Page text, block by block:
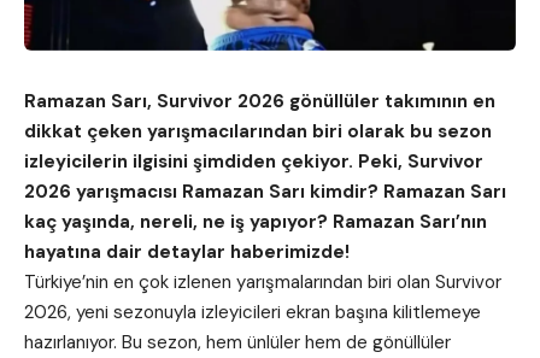
Ramazan Sarı, Survivor 2026 gönüllüler takımının en
dikkat çeken yarışmacılarından biri olarak bu sezon
izleyicilerin ilgisini şimdiden çekiyor. Peki, Survivor
2026 yarışmacısı Ramazan Sarı kimdir? Ramazan Sarı
kaç yaşında, nereli, ne iş yapıyor? Ramazan Sarı’nın
hayatına dair detaylar haberimizde!
Türkiye’nin en çok izlenen yarışmalarından biri olan Survivor
2026, yeni sezonuyla izleyicileri ekran başına kilitlemeye
hazırlanıyor. Bu sezon, hem ünlüler hem de gönüllüler